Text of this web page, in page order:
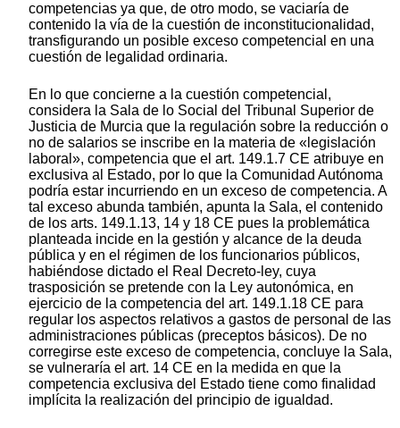
competencias ya que, de otro modo, se vaciaría de
contenido la vía de la cuestión de inconstitucionalidad,
transfigurando un posible exceso competencial en una
cuestión de legalidad ordinaria.
En lo que concierne a la cuestión competencial,
considera la Sala de lo Social del Tribunal Superior de
Justicia de Murcia que la regulación sobre la reducción o
no de salarios se inscribe en la materia de «legislación
laboral», competencia que el art. 149.1.7 CE atribuye en
exclusiva al Estado, por lo que la Comunidad Autónoma
podría estar incurriendo en un exceso de competencia. A
tal exceso abunda también, apunta la Sala, el contenido
de los arts. 149.1.13, 14 y 18 CE pues la problemática
planteada incide en la gestión y alcance de la deuda
pública y en el régimen de los funcionarios públicos,
habiéndose dictado el Real Decreto-ley, cuya
trasposición se pretende con la Ley autonómica, en
ejercicio de la competencia del art. 149.1.18 CE para
regular los aspectos relativos a gastos de personal de las
administraciones públicas (preceptos básicos). De no
corregirse este exceso de competencia, concluye la Sala,
se vulneraría el art. 14 CE en la medida en que la
competencia exclusiva del Estado tiene como finalidad
implícita la realización del principio de igualdad.